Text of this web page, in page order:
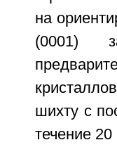
на
(0001)
шихту с
течение 20